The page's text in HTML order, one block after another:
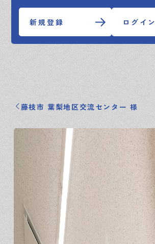
新規登録 ログイン
藤枝市 葉梨地区交流センター 様